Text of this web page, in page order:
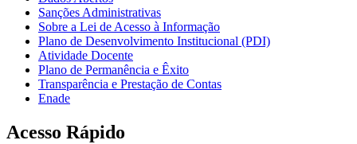
Sanções Administrativas
Sobre a Lei de Acesso à Informação
Plano de Desenvolvimento Institucional (PDI)
Atividade Docente
Plano de Permanência e Êxito
Transparência e Prestação de Contas
Enade
Acesso Rápido